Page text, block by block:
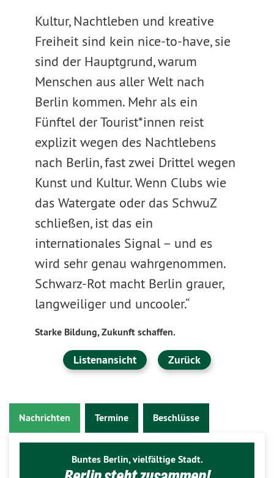
Kultur, Nachtleben und kreative
Freiheit sind kein nice-to-have, sie
sind der Hauptgrund, warum
Menschen aus aller Welt nach
Berlin kommen. Mehr als ein
Fünftel der Tourist*innen reist
explizit wegen des Nachtlebens
nach Berlin, fast zwei Drittel wegen
Kunst und Kultur. Wenn Clubs wie
das Watergate oder das SchwuZ
schließen, ist das ein
internationales Signal – und es
wird sehr genau wahrgenommen.
Schwarz-Rot macht Berlin grauer,
langweiliger und uncooler.“
Starke Bildung, Zukunft schaffen.
Listenansicht Zurück
Nachrichten Termine Beschlüsse
Buntes Berlin, vielfältige Stadt.